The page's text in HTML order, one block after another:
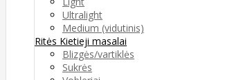
Ultralight
Medium (vidutinis)
Ritės Kietieji masalai
Blizgės/vartiklės
Sukrės